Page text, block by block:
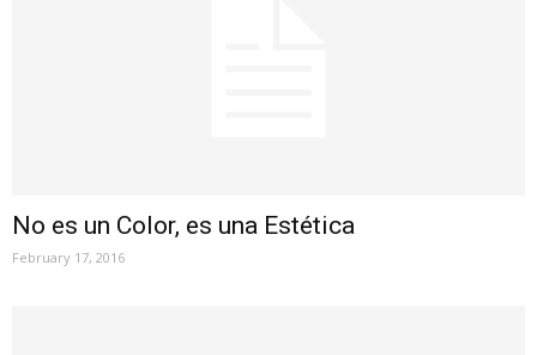
No es un Color, es una Estética
February 17, 2016